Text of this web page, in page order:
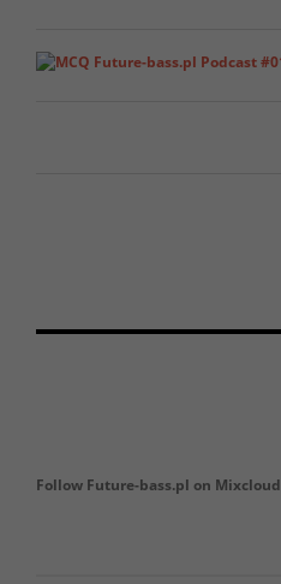
Follow Future-bass.pl on Mixcloud